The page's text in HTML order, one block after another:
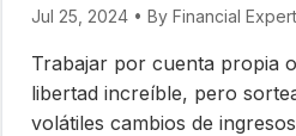
Jul 25, 2024 • By Financial
Trabajar por cuenta propia
libertad increíble, pero
volátiles cambios de